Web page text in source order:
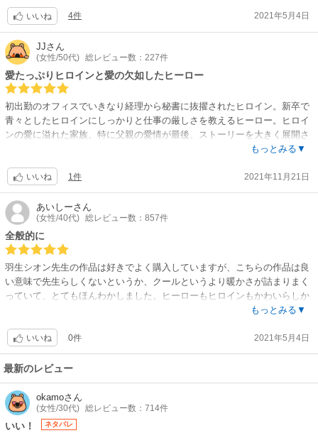
キャスティング二重丸。
ヒロインの過去とは全く関係がないように彼女の家族の賑やかしが、スト
ーリーを盛り上げもし、タッカーを巻き込みもし、二人を焚き付けもし、
こんなに大勢の狂言回し役というのは珍しいが、効果大。あまりカラッと
しない「鬼上司と秘書」のストーリーの下地に風と明るさを持ち込んで、
いい感じに仕上がった。
経理から来た後釜クンの存在ももう一枚楽しさを増やした。
ひとつ、新卒だから、でいいのかな、と思うことがある。ヒロインのこと
を、会社はJob Descriptionで募集を掛けて雇い入れた訳ではないのかな、
その横暴？を受け入れる柔軟性が、ヒロインを成長させたのだから、結果
的に吉だったのだが。
♡ヒロインのにっくき敵を?殴ったのには溜飲が下がたわ?良いお話でし
た。
いいね 4件 2021年5月4日
JJさん
(女性/50代) 総レビュー数：227件
愛たっぷりヒロインと愛の欠如したヒーロー
初出勤のオフィスでいきなり経理から秘書に抜擢されたヒロイン。新卒で
青々としたヒロインにしっかりと仕事の厳しさを教えるヒーロー。ヒロイ
ンの愛に溢れた家族、特に父親の愛情が最後、ストーリーを大きく展開さ
せます。ページ数が足りないせい？無料Ver.後は駆け足で、イマイチでし
もっとみる▼
いいね 1件 2021年11月21日
あいしーさん
(女性/40代) 総レビュー数：857件
全般的に
羽生シオン先生の作品は好きでよく購入していますが、こちらの作品は良
い意味で先生らしくないというか、クールというより暖かさが詰まりまく
っていて、とてもほんわかしました。ヒーローもヒロインもかわいらしか
もっとみる▼
いいね 0件 2021年5月4日
最新のレビュー
okamoさん
(女性/30代) 総レビュー数：714件
いい！ ネタバレ